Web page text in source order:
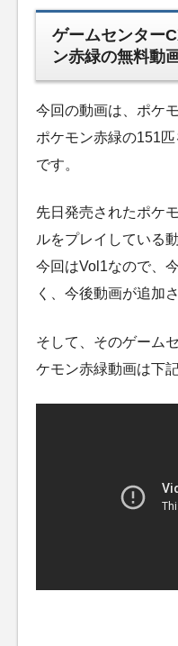
ゲームセンター
ン赤緑の無料動
今回の動画は、ポケ
ポケモン赤緑の151
です。
先日発売されたポケ
ルをプレイしている
今回はVol1なので、
く、今後動画が追加
そして、そのゲーム
ケモン赤緑動画は下